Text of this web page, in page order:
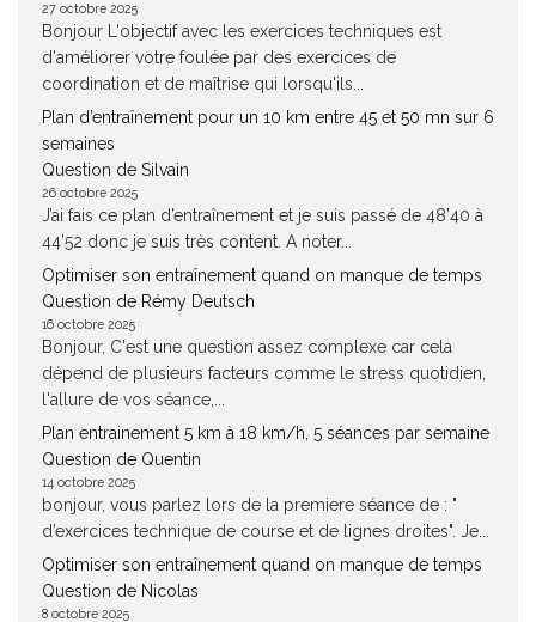
27 octobre 2025
Bonjour L'objectif avec les exercices techniques est
d'améliorer votre foulée par des exercices de
coordination et de maîtrise qui lorsqu'ils...
Plan d’entraînement pour un 10 km entre 45 et 50 mn sur 6
semaines
Question de Silvain
26 octobre 2025
J’ai fais ce plan d’entraînement et je suis passé de 48’40 à
44’52 donc je suis très content. A noter...
Optimiser son entraînement quand on manque de temps
Question de Rémy Deutsch
16 octobre 2025
Bonjour, C'est une question assez complexe car cela
dépend de plusieurs facteurs comme le stress quotidien,
l'allure de vos séance,...
Plan entrainement 5 km à 18 km/h, 5 séances par semaine
Question de Quentin
14 octobre 2025
bonjour, vous parlez lors de la premiere séance de : "
d’exercices technique de course et de lignes droites". Je...
Optimiser son entraînement quand on manque de temps
Question de Nicolas
8 octobre 2025